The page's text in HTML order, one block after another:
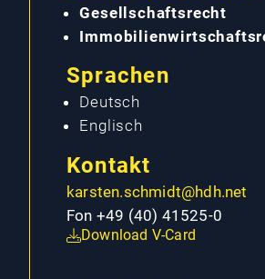
Gesellschaftsrecht
Sprachen
Deutsch
Englisch
Kontakt
karsten.schmidt@hdh.net
Fon +49 (40) 41525-0
Download V-Card